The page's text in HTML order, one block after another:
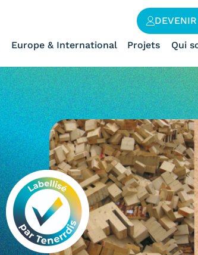
Europe & International Projets Qui